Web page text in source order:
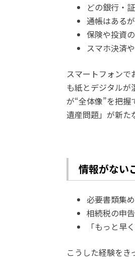
どの銀行・
通帳はある
保険や投資
スマホ決済
スマートフォンで
も紙とデジタルが
が“全体像”を把
遺産問題」が新た
情報がない
必要書類集
相続税の申
「もっと早
こうした経験をき